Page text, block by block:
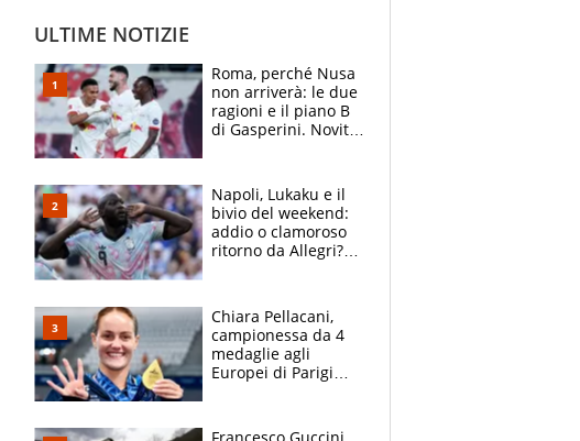
ULTIME NOTIZIE
Roma, perché Nusa
non arriverà: le due
ragioni e il piano B
di Gasperini. Novità
Napoli, Lukaku e il
bivio del weekend:
addio o clamoroso
ritorno da Allegri?
Chiara Pellacani,
campionessa da 4
medaglie agli
Europei di Parigi
giornalista, mamma
Francesco Guccini